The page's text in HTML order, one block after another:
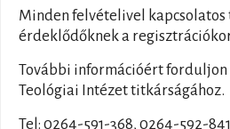
Minden felvételivel
érdeklődőknek a
További információért forduljon
Teológiai Intézet titkárságához.
Tel: 0264-591-368, 0264-592-841